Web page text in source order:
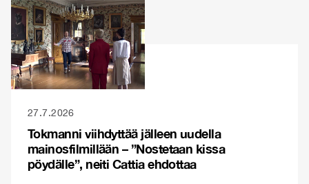
27.7.2026
Tokmanni viihdyttää jälleen uudella
mainosfilmillään – ”Nostetaan kissa
pöydälle”, neiti Cattia ehdottaa